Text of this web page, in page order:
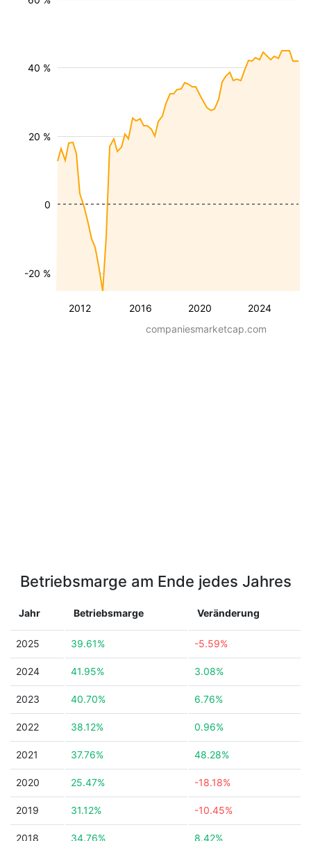
2012 2016 2020 2024
-20 %
20 %
40 %
0
companiesmarketcap.com
Betriebsmarge am Ende jedes Jahres
Jahr Betriebsmarge Veränderung
2025 39.61% -5.59%
2024 41.95% 3.08%
2023 40.70% 6.76%
2022 38.12% 0.96%
2021 37.76% 48.28%
2020 25.47% -18.18%
2019 31.12% -10.45%
2018 34.76% 8.42%